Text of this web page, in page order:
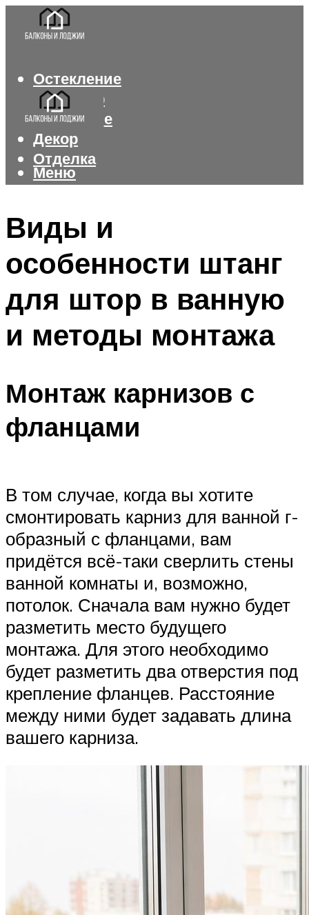
Остекление
Интерьер
Утепление
Декор
Отделка
Меню
Виды и
особенности штанг
для штор в ванную
и методы монтажа
Монтаж карнизов с
фланцами
В том случае, когда вы хотите
смонтировать карниз для ванной г-
образный с фланцами, вам
придётся всё-таки сверлить стены
ванной комнаты и, возможно,
потолок. Сначала вам нужно будет
разметить место будущего
монтажа. Для этого необходимо
будет разметить два отверстия под
крепление фланцев. Расстояние
между ними будет задавать длина
вашего карниза.